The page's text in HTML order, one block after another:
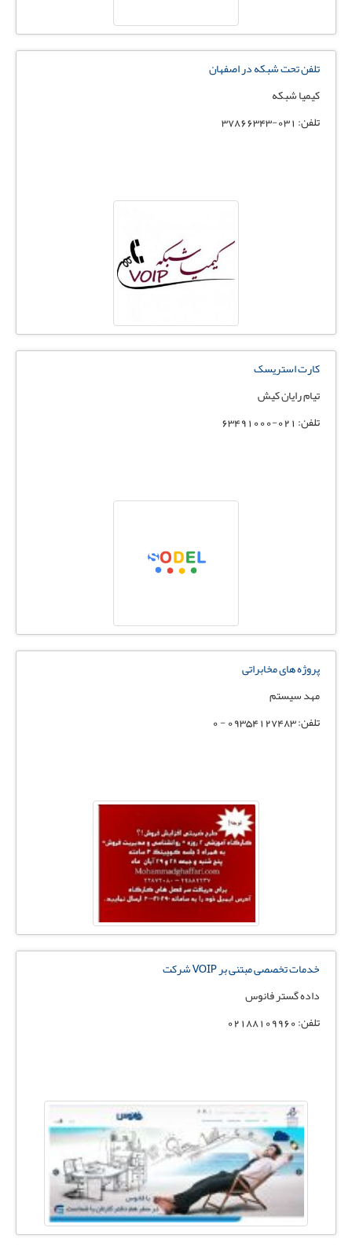
تلفن تحت شبکه در اصفهان
کیمیا شبکه
تلفن: 031-37866343
کارت استریسک
تیام رایان کیش
تلفن: 021-63491000
پروژه های مخابراتی
مهد سیستم
تلفن: 09354127483 - 0
خدمات تخصصی مبتنی بر VOIP شرکت
داده گستر فانوس
تلفن: 02188109960